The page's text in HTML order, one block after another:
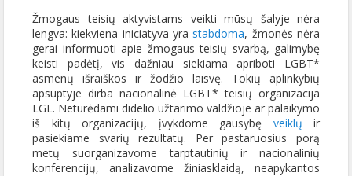
Žmogaus teisių aktyvistams veikti mūsų šalyje nėra
lengva: kiekviena iniciatyva yra stabdoma, žmonės nėra
gerai informuoti apie žmogaus teisių svarbą, galimybę
keisti padėtį, vis dažniau siekiama apriboti LGBT*
asmenų išraiškos ir žodžio laisvę. Tokių aplinkybių
apsuptyje dirba nacionalinė LGBT* teisių organizacija
LGL. Neturėdami didelio užtarimo valdžioje ar palaikymo
iš kitų organizacijų, įvykdome gausybę veiklų ir
pasiekiame svarių rezultatų. Per pastaruosius porą
metų suorganizavome tarptautinių ir nacionalinių
konferencijų, analizavome žiniasklaidą, neapykantos